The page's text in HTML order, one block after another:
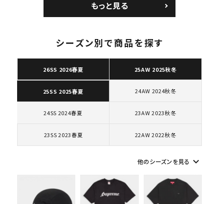
キーワードから探す
人気ワード 2026SS 2025AW 2025SS
Tシャツ・ロングスリーブ
キャップ・ハット
パーカー・クルーネック
カテゴリーから探す
コラボレーションブランドから探す
カー ホワイト 白
ムグッドイナフ ナイキ
エアフォース１スニー
ト
もっと見る
シーズン別で商品を探す
26SS 2026春夏 25AW 2025秋冬
25SS 2025春夏 24AW 2024秋冬
24SS 2024春夏 23AW 2023秋冬
23SS 2023春夏 22AW 2022秋冬
他のシーズンを見る keyboard_arrow_down